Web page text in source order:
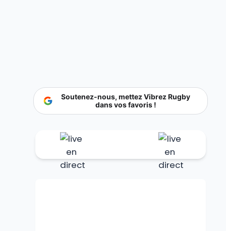
Soutenez-nous, mettez Vibrez Rugby
dans vos favoris !